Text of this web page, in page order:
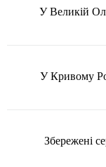
У Великій
У Кривому
Збережені